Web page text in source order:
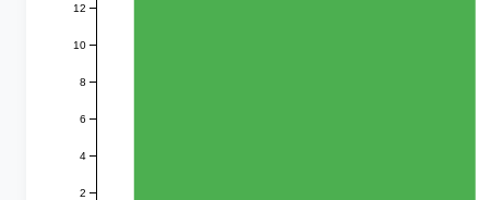
2
4
6
8
10
12